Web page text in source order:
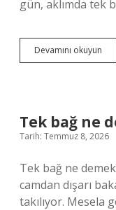
gün, aklımda tek
Devamını okuyun
gram
Tek bağ ne
Tarih: Temmuz 8, 2026
Tek bağ ne
camdan dışarı
takılıyor. Mesela